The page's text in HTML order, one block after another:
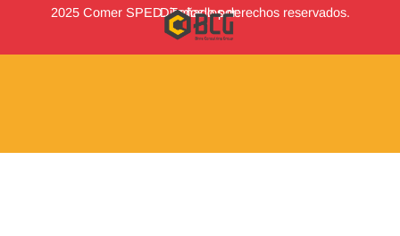
b
o
o
k
a
g
r
a
o
2025 Comer SPED. Todos los derechos reservados.
Diseñado por: